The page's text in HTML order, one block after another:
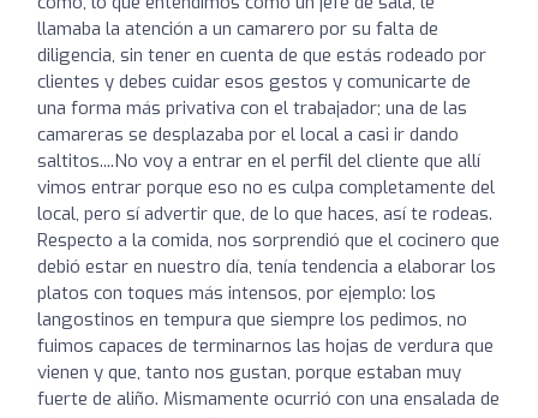
llamaba la atención a un camarero por su falta de
diligencia, sin tener en cuenta de que estás rodeado por
clientes y debes cuidar esos gestos y comunicarte de
una forma más privativa con el trabajador; una de las
camareras se desplazaba por el local a casi ir dando
saltitos....No voy a entrar en el perfil del cliente que allí
vimos entrar porque eso no es culpa completamente del
local, pero sí advertir que, de lo que haces, así te rodeas.
Respecto a la comida, nos sorprendió que el cocinero que
debió estar en nuestro día, tenía tendencia a elaborar los
platos con toques más intensos, por ejemplo: los
langostinos en tempura que siempre los pedimos, no
fuimos capaces de terminarnos las hojas de verdura que
vienen y que, tanto nos gustan, porque estaban muy
fuerte de aliño. Mismamente ocurrió con una ensalada de